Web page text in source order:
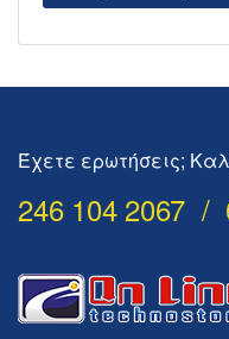
Έχετε ερωτήσεις;
246 104 2067 /